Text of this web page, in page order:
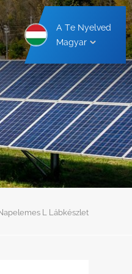
A Te Nyelved
Magyar
L Lábkészlet